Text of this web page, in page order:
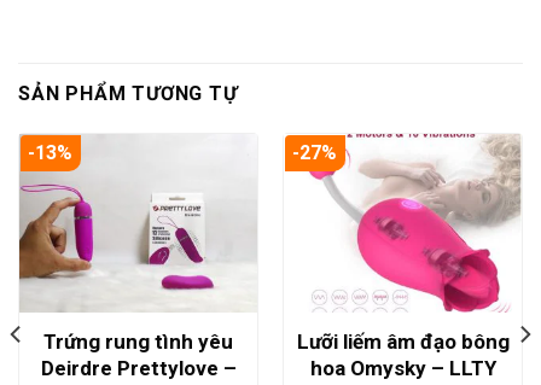
SẢN PHẨM TƯƠNG TỰ
-13%
Trứng rung tình yêu
Deirdre Prettylove –
-27%
Lưỡi liếm âm đạo bông
hoa Omysky – LLTY